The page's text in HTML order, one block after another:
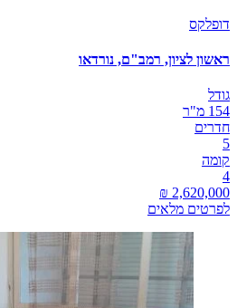
דופלקס
ראשון לציון, רמב"ם, נורדאו
גודל
154 מ"ר
חדרים
5
קומה
4
לפרטים מלאים